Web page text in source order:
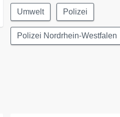
Umwelt Polizei
Polizei Nordrhein-Westfalen